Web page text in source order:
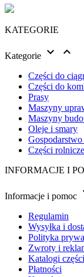
KATEGORIE
Kategorie  
Części do
Części do
Prasy
Maszyny
Maszyny
Oleje i smary
Części rolnicze
INFORMACJE I
Informacje i pomoc
Regulamin
Wysyłka i
Polityka
Zwroty i
Katalogi
Płatności